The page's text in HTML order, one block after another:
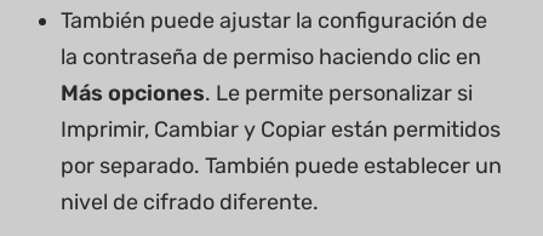
También puede ajustar la configuración de
la contraseña de permiso haciendo clic en
Más opciones. Le permite personalizar si
Imprimir, Cambiar y Copiar están permitidos
por separado. También puede establecer un
nivel de cifrado diferente.